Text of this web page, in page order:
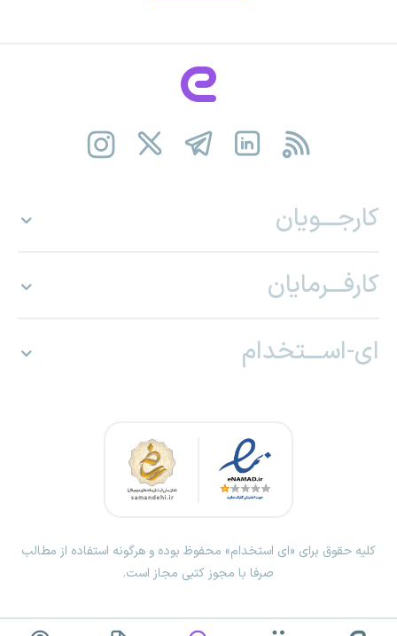
کارجـــویان
کارفـــرمایان
ای-اســـتخدام
کلیه حقوق برای «ای استخدام» محفوظ بوده و هرگونه استفاده از مطالب
صرفا با مجوز کتبی مجاز است.